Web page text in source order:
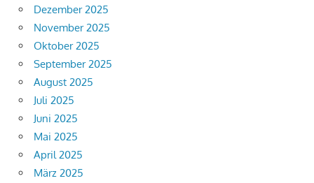
Dezember 2025
November 2025
Oktober 2025
September 2025
August 2025
Juli 2025
Juni 2025
Mai 2025
April 2025
März 2025